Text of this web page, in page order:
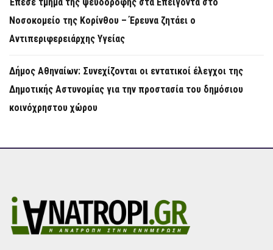
Έπεσε τμήμα της ψευδοροφής στα Επείγοντα στο
Νοσοκομείο της Κορίνθου – Έρευνα ζητάει ο
Αντιπεριφερειάρχης Υγείας
Δήμος Αθηναίων: Συνεχίζονται οι εντατικοί έλεγχοι της
Δημοτικής Αστυνομίας για την προστασία του δημόσιου
κοινόχρηστου χώρου